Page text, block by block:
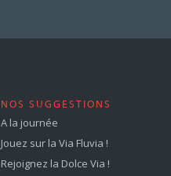
NOS SUGGESTIONS
A la journée
Jouez sur la Via Fluvia !
Rejoignez la Dolce Via !